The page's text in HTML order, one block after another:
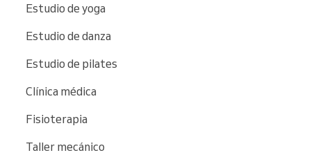
Estudio de yoga
Estudio de danza
Estudio de pilates
Clínica médica
Fisioterapia
Taller mecánico